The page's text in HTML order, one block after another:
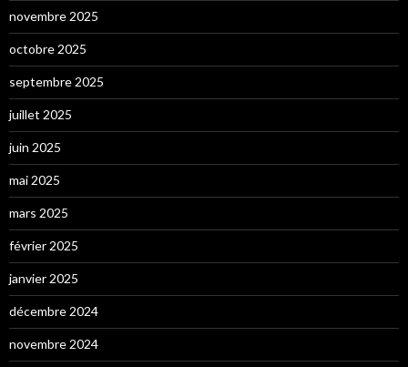
novembre 2025
octobre 2025
septembre 2025
juillet 2025
juin 2025
mai 2025
mars 2025
février 2025
janvier 2025
décembre 2024
novembre 2024